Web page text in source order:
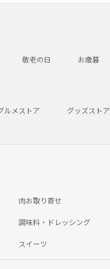
敬老の日 お歳暮
ルメストア グッズストア
肉お取り寄せ
調味料・ドレッシング
スイーツ